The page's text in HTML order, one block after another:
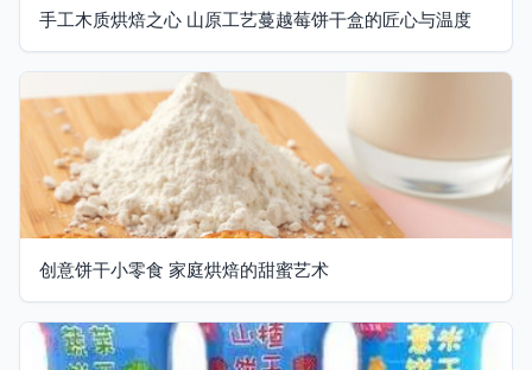
手工木质烘焙之心 山原工艺蔓越莓饼干盒的匠心与温度
创意饼干小零食 家庭烘焙的甜蜜艺术